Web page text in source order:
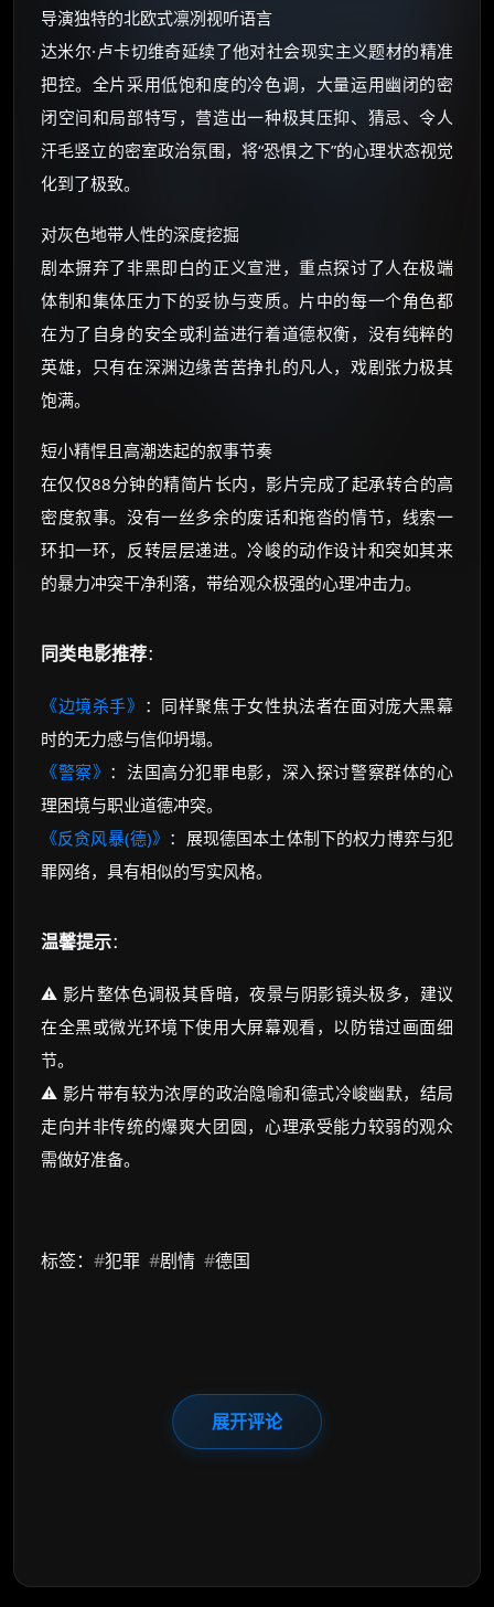
导演独特的北欧式凛冽视听语言
达米尔·卢卡切维奇延续了他对社会现实主义题材的精准
把控。全片采用低饱和度的冷色调，大量运用幽闭的密
闭空间和局部特写，营造出一种极其压抑、猜忌、令人
汗毛竖立的密室政治氛围，将“恐惧之下”的心理状态视觉
化到了极致。
对灰色地带人性的深度挖掘
剧本摒弃了非黑即白的正义宣泄，重点探讨了人在极端
体制和集体压力下的妥协与变质。片中的每一个角色都
在为了自身的安全或利益进行着道德权衡，没有纯粹的
英雄，只有在深渊边缘苦苦挣扎的凡人，戏剧张力极其
饱满。
短小精悍且高潮迭起的叙事节奏
在仅仅88分钟的精简片长内，影片完成了起承转合的高
密度叙事。没有一丝多余的废话和拖沓的情节，线索一
环扣一环，反转层层递进。冷峻的动作设计和突如其来
的暴力冲突干净利落，带给观众极强的心理冲击力。
同类电影推荐：
《边境杀手》 ：同样聚焦于女性执法者在面对庞大黑幕
时的无力感与信仰坍塌。
《警察》 ：法国高分犯罪电影，深入探讨警察群体的心
理困境与职业道德冲突。
《反贪风暴(德)》 ：展现德国本土体制下的权力博弈与犯
罪网络，具有相似的写实风格。
温馨提示：
⚠️ 影片整体色调极其昏暗，夜景与阴影镜头极多，建议
在全黑或微光环境下使用大屏幕观看，以防错过画面细
节。
⚠️ 影片带有较为浓厚的政治隐喻和德式冷峻幽默，结局
走向并非传统的爆爽大团圆，心理承受能力较弱的观众
需做好准备。
标签： #犯罪 #剧情 #德国
展开评论